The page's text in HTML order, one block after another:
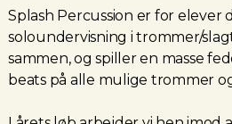
Splash Percussion er for elever
soloundervisning i trommer/
sammen, og spiller en masse
beats på alle mulige trommer